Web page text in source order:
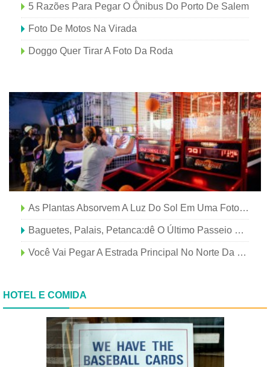
5 Razões Para Pegar O Ônibus Do Porto De Salem
Foto De Motos Na Virada
Doggo Quer Tirar A Foto Da Roda
As Plantas Absorvem A Luz Do Sol Em Uma Foto De Campo Aberto
Baguetes, Palais, Petanca:dê O Último Passeio Pelo Bairro De Paris
Você Vai Pegar A Estrada Principal No Norte Da Escócia
HOTEL E COMIDA